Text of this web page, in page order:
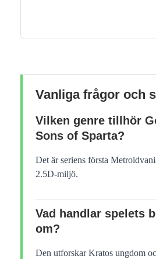
Vanliga frågor och
Vilken genre tillhör
Sons of Sparta?
Det är seriens första
2.5D-miljö.
Vad handlar spelets
om?
Den utforskar Kratos ungdom